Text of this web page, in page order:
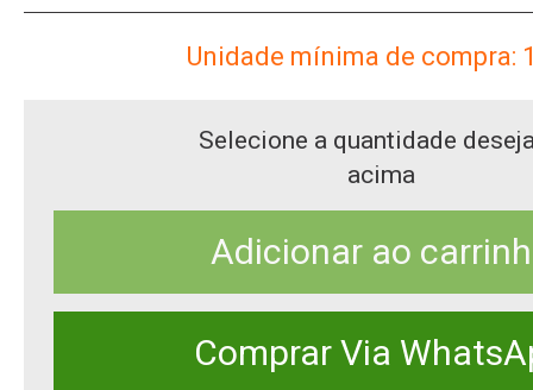
Unidade mínima de compra:
Selecione a quantidade
acima
Adicionar ao
Comprar Via